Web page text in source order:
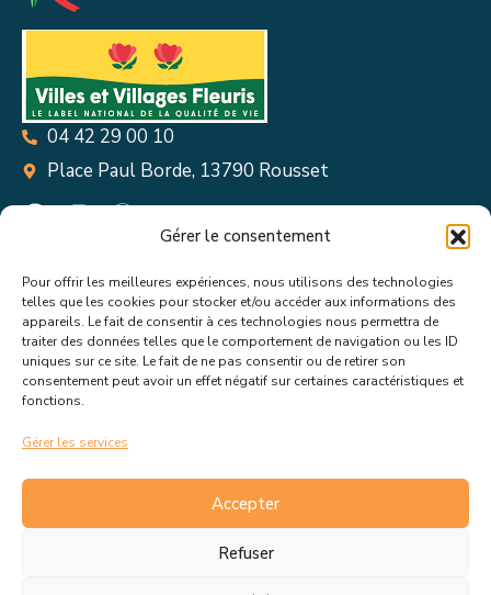
Gérer le consentement
Pour offrir les meilleures expériences, nous utilisons des technologies
telles que les cookies pour stocker et/ou accéder aux informations des
appareils. Le fait de consentir à ces technologies nous permettra de
traiter des données telles que le comportement de navigation ou les ID
uniques sur ce site. Le fait de ne pas consentir ou de retirer son
consentement peut avoir un effet négatif sur certaines caractéristiques et
fonctions.
Gérer les services
Accepter
Refuser
04 42 29 00 10
Place Paul Borde, 13790 Rousset
Suivez toutes les informations &
actualités de votre ville !
mairie de Rousset. En savoir plus sur la gestion de mes